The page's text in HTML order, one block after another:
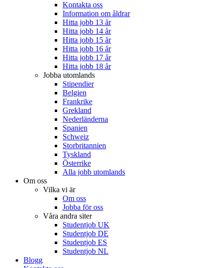
Kontakta oss
Information om åldrar
Hitta jobb 13 år
Hitta jobb 14 år
Hitta jobb 15 år
Hitta jobb 16 år
Hitta jobb 17 år
Hitta jobb 18 år
Jobba utomlands
Stipendier
Belgien
Frankrike
Grekland
Nederländerna
Spanien
Schweiz
Storbritannien
Tyskland
Österrike
Alla jobb utomlands
Om oss
Vilka vi är
Om oss
Jobba för oss
Våra andra siter
Studentjob UK
Studentjob DE
Studentjob ES
Studentjob NL
Blogg